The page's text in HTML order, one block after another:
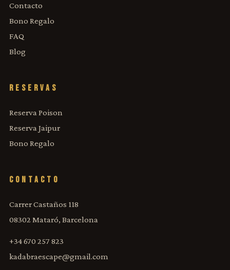
Contacto
Bono Regalo
FAQ
Blog
RESERVAS
Reserva Poison
Reserva Jaipur
Bono Regalo
CONTACTO
Carrer Castaños 118
08302 Mataró, Barcelona
+34 670 257 823
kadabraescape@gmail.com